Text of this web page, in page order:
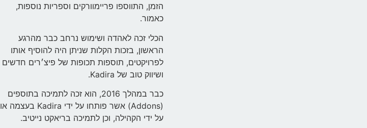
הזמן, התווספו פריימוורקים וספריות נוספות,
כאמור.
הכלי זכה לאהדה ושימוש נרחב כבר מהרגע
הראשון, בזכות הקלות שניתן היה להוסיף אותו
לפרויקטים, תוספות תכופות של פיצ׳רים חדשים
ושיווק טוב של Kadira.
כבר במהלך 2016, הוא זכה לתמיכה בתוספים
(Addons) אשר פותחו על ידי Kadira בעצמה או
על ידי הקהילה, וכן לתמיכה בריאקט נייטיב.